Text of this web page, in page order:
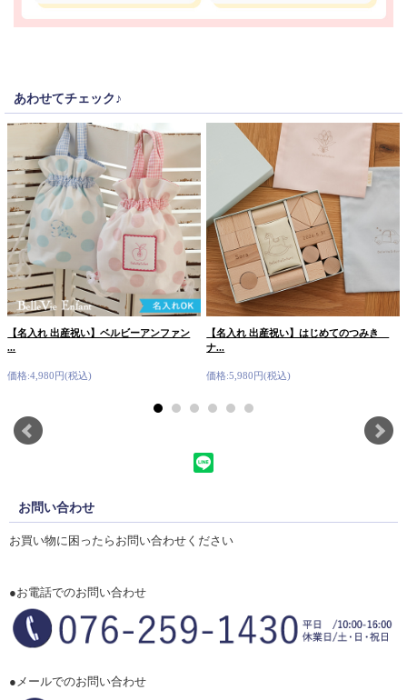
あわせてチェック♪
【名入れ 出産祝い】ベルビーアンファン
...
価格:4,980円(税込)
【名入れ 出産祝い】はじめてのつみき
ナ...
価格:5,980円(税込)
お問い合わせ
お買い物に困ったらお問い合わせください
●お電話でのお問い合わせ
●メールでのお問い合わせ